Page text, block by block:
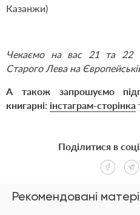
Казанжи)
Чекаємо на вас 21 та 22
Старого Лева на
А також запрошуємо
книгарні: інстаграм-сторінка
Рекомендовані
Поділитися в